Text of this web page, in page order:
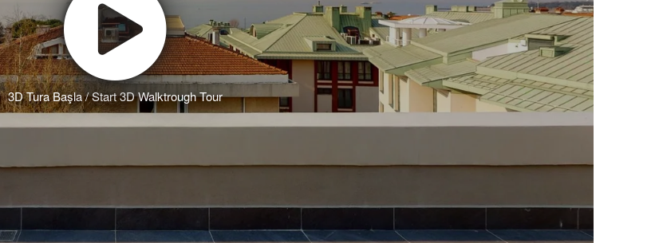
3D Tura Başla / Start 3D Walktrough Tour